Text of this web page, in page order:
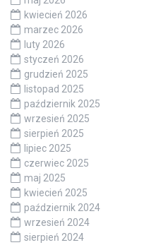
kwiecień 2026
marzec 2026
luty 2026
styczeń 2026
grudzień 2025
listopad 2025
październik 2025
wrzesień 2025
sierpień 2025
lipiec 2025
czerwiec 2025
maj 2025
kwiecień 2025
październik 2024
wrzesień 2024
sierpień 2024